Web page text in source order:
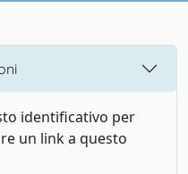
identificativo per
un link a questo